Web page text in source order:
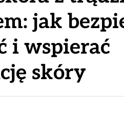
jak
i wspierać
skóry